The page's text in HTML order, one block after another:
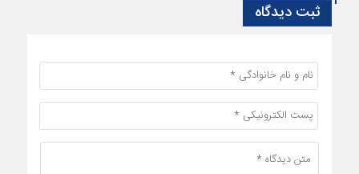
ثبت دیدگاه